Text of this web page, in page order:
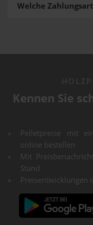
Welche
Kennen Sie
Pelletpreise mit
online bestellen
Mit
Stand
Preisentwicklungen